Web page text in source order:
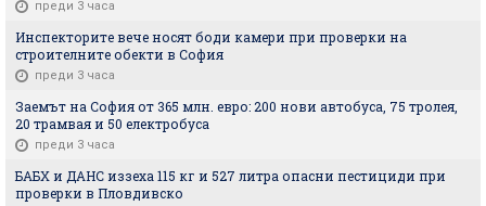
преди 3 часа
Инспекторите вече носят боди камери при проверки на
строителните обекти в София
преди 3 часа
Заемът на София от 365 млн. евро: 200 нови автобуса, 75 тролея,
20 трамвая и 50 електробуса
преди 3 часа
БАБХ и ДАНС иззеха 115 кг и 527 литра опасни пестициди при
проверки в Пловдивско